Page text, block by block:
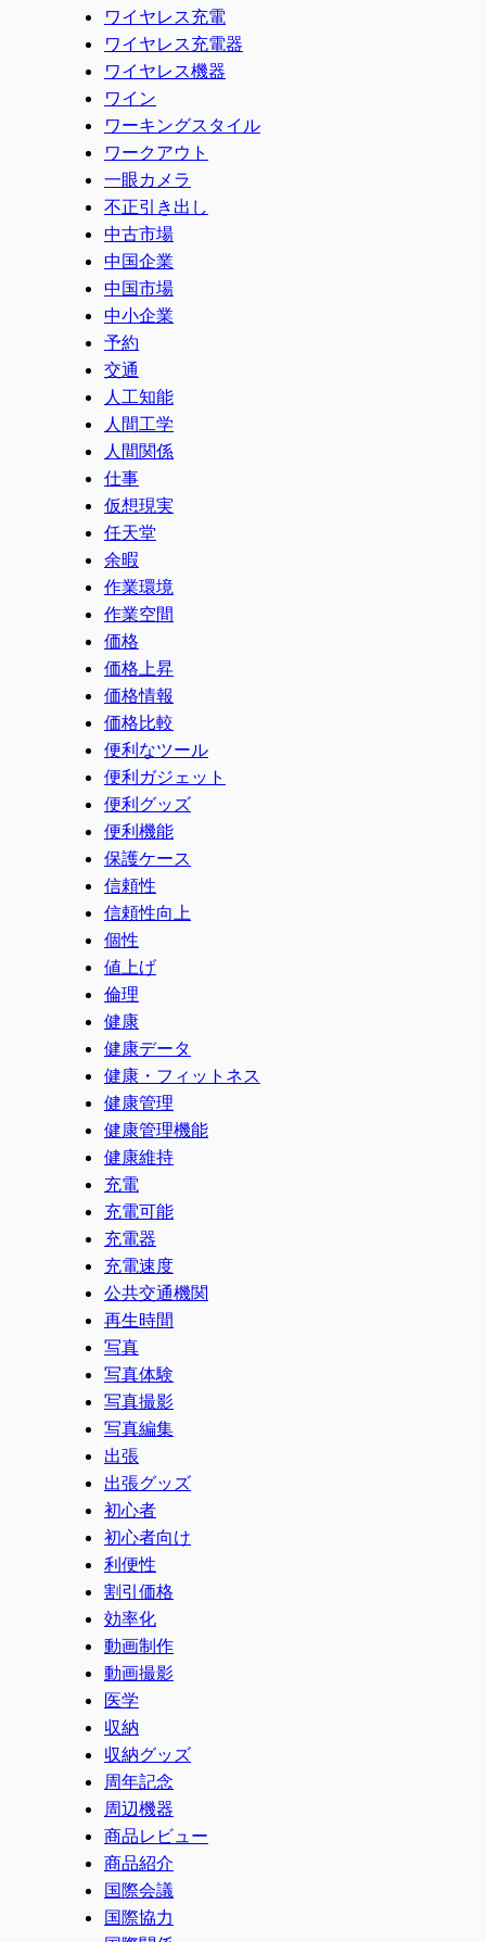
ワイヤレス充電
ワイヤレス充電器
ワイヤレス機器
ワイン
ワーキングスタイル
ワークアウト
一眼カメラ
不正引き出し
中古市場
中国企業
中国市場
中小企業
予約
交通
人工知能
人間工学
人間関係
仕事
仮想現実
任天堂
余暇
作業環境
作業空間
価格
価格上昇
価格情報
価格比較
便利なツール
便利ガジェット
便利グッズ
便利機能
保護ケース
信頼性
信頼性向上
個性
値上げ
倫理
健康
健康データ
健康・フィットネス
健康管理
健康管理機能
健康維持
充電
充電可能
充電器
充電速度
公共交通機関
再生時間
写真
写真体験
写真撮影
写真編集
出張
出張グッズ
初心者
初心者向け
利便性
割引価格
効率化
動画制作
動画撮影
医学
収納
収納グッズ
周年記念
周辺機器
商品レビュー
商品紹介
国際会議
国際協力